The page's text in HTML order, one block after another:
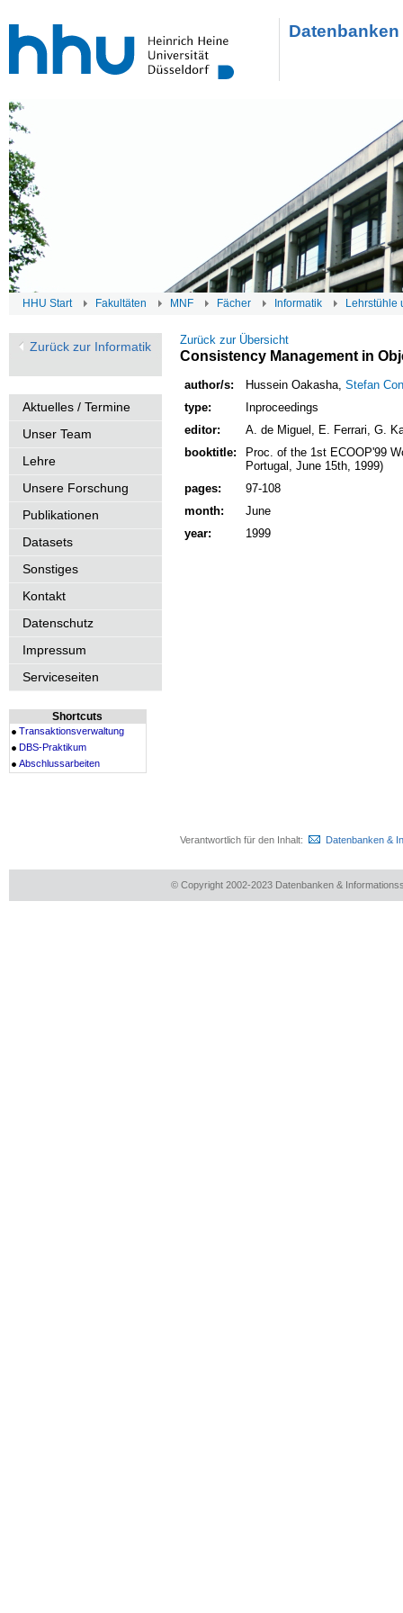
HHU Start Fakultäten MNF Fächer Informatik Lehrstühle
Zurück zur Informatik
Aktuelles / Termine
Unser Team
Lehre
Unsere Forschung
Publikationen
Datasets
Sonstiges
Kontakt
Datenschutz
Impressum
Serviceseiten
Shortcuts
Transaktionsverwaltung
DBS-Praktikum
Abschlussarbeiten
Zurück zur Übersicht
Consistency Management in
author/s: Hussein Oakasha, Stefan
type:
Inproceedings
editor:
A. de Miguel, E. Ferrari, G.
booktitle:
Proc. of the 1st ECOOP'99
Portugal, June 15th, 1999)
pages:
97-108
month:
June
year:
1999
Verantwortlich für den Inhalt: Datenbanken &
© Copyright 2002-2023 Datenbanken &